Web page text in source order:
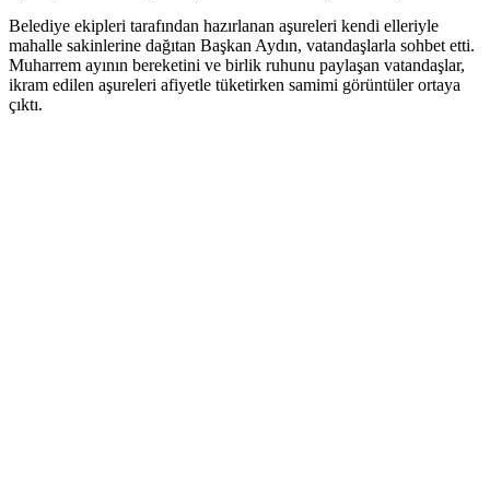
Belediye ekipleri tarafından hazırlanan aşureleri kendi elleriyle
mahalle sakinlerine dağıtan Başkan Aydın, vatandaşlarla sohbet etti.
Muharrem ayının bereketini ve birlik ruhunu paylaşan vatandaşlar,
ikram edilen aşureleri afiyetle tüketirken samimi görüntüler ortaya
çıktı.